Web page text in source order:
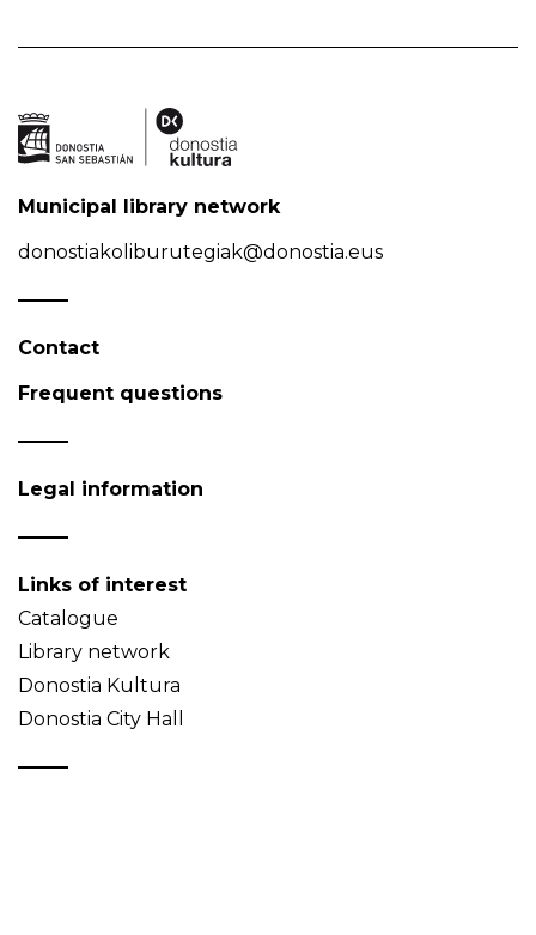
Municipal library network
donostiakoliburutegiak@donostia.eus
Contact
Frequent questions
Legal information
Links of interest
Catalogue
Library network
Donostia Kultura
Donostia City Hall